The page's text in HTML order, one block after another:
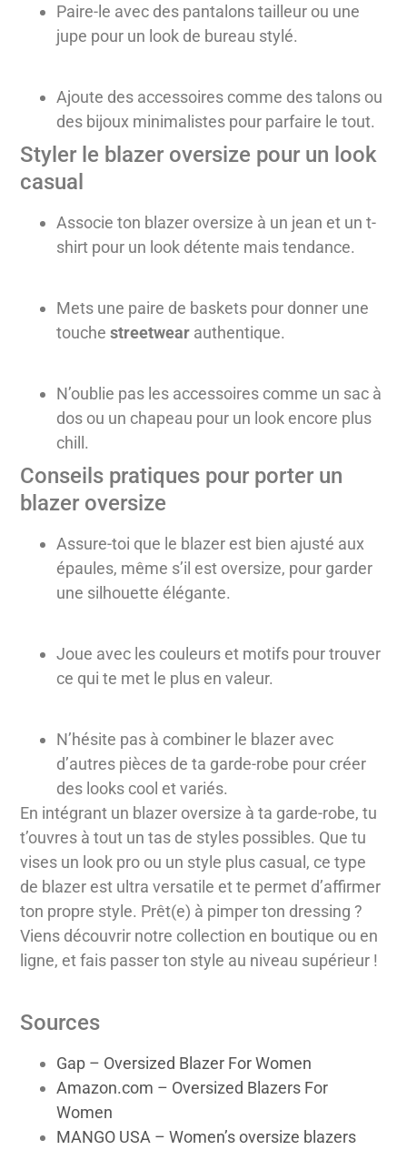
Paire-le avec des pantalons tailleur ou une
jupe pour un look de bureau stylé.
Ajoute des accessoires comme des talons ou
des bijoux minimalistes pour parfaire le tout.
Styler le blazer oversize pour un look
casual
Associe ton blazer oversize à un jean et un t-
shirt pour un look détente mais tendance.
Mets une paire de baskets pour donner une
touchestreetwear authentique.
N’oublie pas les accessoires comme un sac à
dos ou un chapeau pour un look encore plus
chill.
Conseils pratiques pour porter un
blazer oversize
Assure-toi que le blazer est bien ajusté aux
épaules, même s’il est oversize, pour garder
une silhouette élégante.
Joue avec les couleurs et motifs pour trouver
ce qui te met le plus en valeur.
N’hésite pas à combiner le blazer avec
d’autres pièces de ta garde-robe pour créer
des looks cool et variés.
En intégrant un blazer oversize à ta garde-robe, tu
t’ouvres à tout un tas de styles possibles. Que tu
vises un look pro ou un style plus casual, ce type
de blazer est ultra versatile et te permet d’affirmer
ton propre style. Prêt(e) à pimper ton dressing ?
Viens découvrir notre collection en boutique ou en
ligne, et fais passer ton style au niveau supérieur !
Sources
Gap – Oversized Blazer For Women
Amazon.com – Oversized Blazers For
Women
MANGO USA – Women’s oversize blazers